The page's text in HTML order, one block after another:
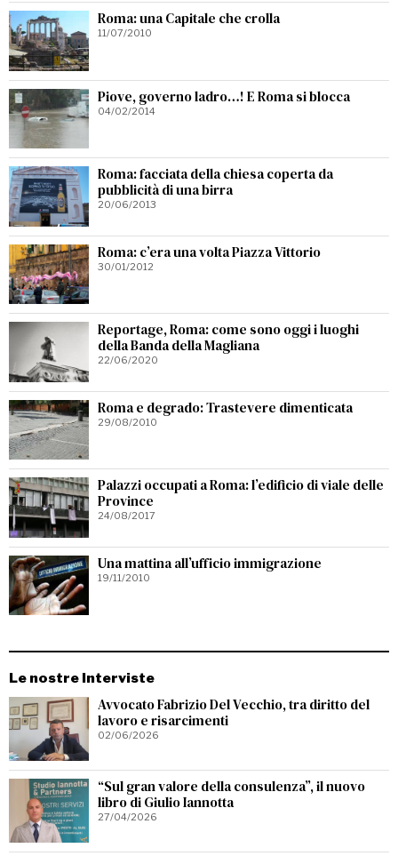
Roma: una Capitale che crolla
11/07/2010
Piove, governo ladro…! E Roma si blocca
04/02/2014
Roma: facciata della chiesa coperta da
pubblicità di una birra
20/06/2013
Roma: c’era una volta Piazza Vittorio
30/01/2012
Reportage, Roma: come sono oggi i luoghi
della Banda della Magliana
22/06/2020
Roma e degrado: Trastevere dimenticata
29/08/2010
Palazzi occupati a Roma: l’edificio di viale delle
Province
24/08/2017
Una mattina all’ufficio immigrazione
19/11/2010
Le nostre Interviste
Avvocato Fabrizio Del Vecchio, tra diritto del
lavoro e risarcimenti
02/06/2026
“Sul gran valore della consulenza”, il nuovo
libro di Giulio Iannotta
27/04/2026